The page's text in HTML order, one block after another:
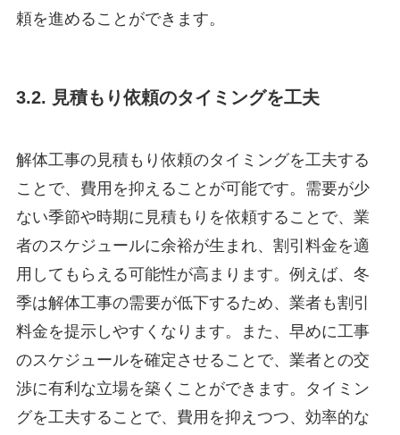
頼を進めることができます。
3.2. 見積もり依頼のタイミングを工夫
解体工事の見積もり依頼のタイミングを工夫する
ことで、費用を抑えることが可能です。需要が少
ない季節や時期に見積もりを依頼することで、業
者のスケジュールに余裕が生まれ、割引料金を適
用してもらえる可能性が高まります。例えば、冬
季は解体工事の需要が低下するため、業者も割引
料金を提示しやすくなります。また、早めに工事
のスケジュールを確定させることで、業者との交
渉に有利な立場を築くことができます。タイミン
グを工夫することで、費用を抑えつつ、効率的な